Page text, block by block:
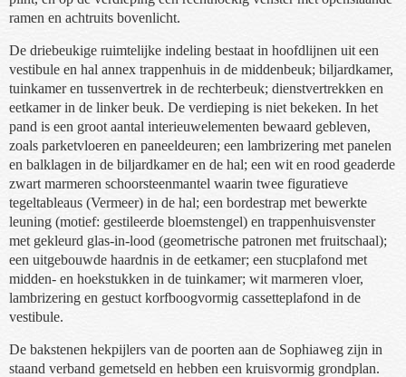
ramen en achtruits bovenlicht.
De driebeukige ruimtelijke indeling bestaat in hoofdlijnen uit een
vestibule en hal annex trappenhuis in de middenbeuk; biljardkamer,
tuinkamer en tussenvertrek in de rechterbeuk; dienstvertrekken en
eetkamer in de linker beuk. De verdieping is niet bekeken. In het
pand is een groot aantal interieuwelementen bewaard gebleven,
zoals parketvloeren en paneeldeuren; een lambrizering met panelen
en balklagen in de biljardkamer en de hal; een wit en rood geaderde
zwart marmeren schoorsteenmantel waarin twee figuratieve
tegeltableaus (Vermeer) in de hal; een bordestrap met bewerkte
leuning (motief: gestileerde bloemstengel) en trappenhuisvenster
met gekleurd glas-in-lood (geometrische patronen met fruitschaal);
een uitgebouwde haardnis in de eetkamer; een stucplafond met
midden- en hoekstukken in de tuinkamer; wit marmeren vloer,
lambrizering en gestuct korfboogvormig cassetteplafond in de
vestibule.
De bakstenen hekpijlers van de poorten aan de Sophiaweg zijn in
staand verband gemetseld en hebben een kruisvormig grondplan.